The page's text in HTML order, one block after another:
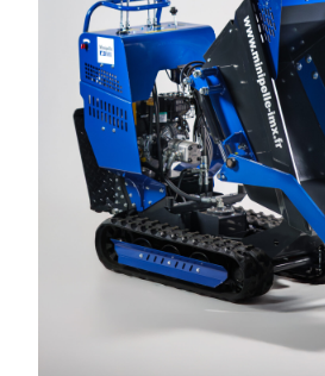
Carburant : Essence
Capacité réservoir carburant : 3,6 L
Capacité réservoir huile moteur :
Capacité de franchissement :
Dimensions de la machine (sans
1570 x 880 x 1300 mm
Dimensions avec plateforme et
1300 mm
Dimensions de la chenille : 180 x